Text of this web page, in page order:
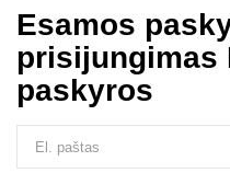
Esamos
prisijungimas
paskyros